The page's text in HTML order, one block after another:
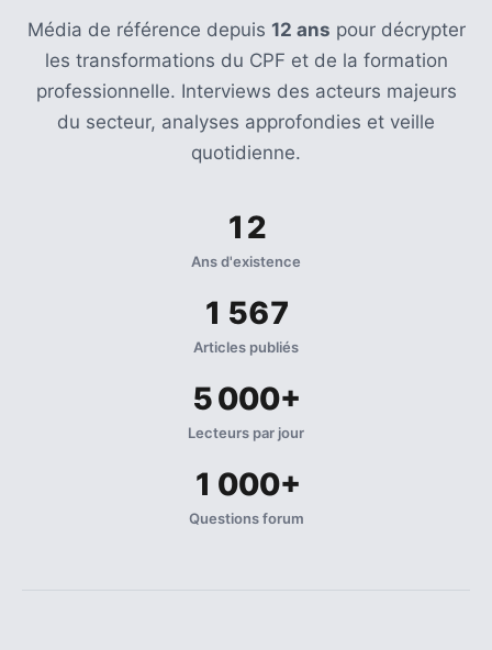
Média de référence depuis 12 ans pour décrypter
les transformations du CPF et de la formation
professionnelle. Interviews des acteurs majeurs
du secteur, analyses approfondies et veille
quotidienne.
12
Ans d'existence
1 567
Articles publiés
5 000+
Lecteurs par jour
1 000+
Questions forum